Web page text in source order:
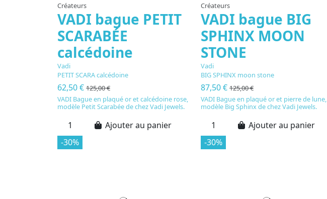
Créateurs
VADI bague PETIT
SCARABÉE
calcédoine
Vadi
PETIT SCARA calcédoine
62,50 € 125,00 €
VADI Bague en plaqué or et calcédoine rose,
modèle Petit Scarabée de chez Vadi Jewels.
Ajouter au panier
Créateurs
VADI bague BIG
SPHINX MOON
STONE
Vadi
BIG SPHINX moon stone
87,50 € 125,00 €
VADI Bague en plaqué or et pierre de lune,
modèle Big Sphinx de chez Vadi Jewels.
Ajouter au panier
-30% -30%